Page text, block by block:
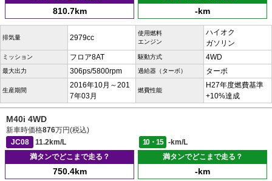
810.7km -km
排気量 2979cc
使用燃料
エンジン
ハイオク
ガソリン
ミッション フロア8AT 駆動方式 4WD
最大出力 306ps/5800rpm 過給器（ターボ） ターボ
生産期間
2016年10月～201
7年03月
燃費性能
H27年度燃費基準
+10%達成
M40i 4WD
新車時価格876万円(税込)
JC08
11.2km/L 10・15
-km/L
満タンでどこまで走る？
750.4km
満タンでどこまで走る？
-km